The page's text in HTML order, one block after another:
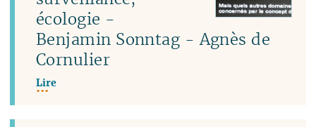
écologie -
Benjamin Sonntag - Agnès de
Cornulier
Lire